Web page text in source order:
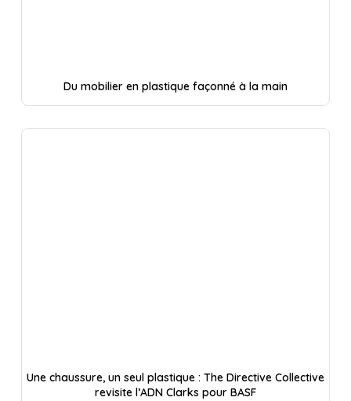
Du mobilier en plastique façonné à la main
Une chaussure, un seul plastique : The Directive Collective
revisite l’ADN Clarks pour BASF